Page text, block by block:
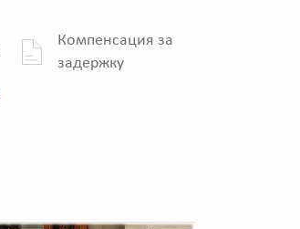
Компенсация за
задержку